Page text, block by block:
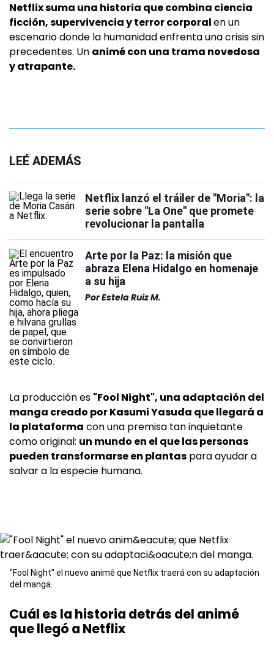
Netflix suma una historia que combina ciencia
ficción, supervivencia y terror corporalen un
escenario donde la humanidad enfrenta una crisis sin
precedentes. Un animé con una trama novedosa
y atrapante.
LEÉ ADEMÁS
Netflix lanzó el tráiler de "Moria": la
serie sobre "La One" que promete
revolucionar la pantalla
Arte por la Paz: la misión que
abraza Elena Hidalgo en homenaje
a su hija
PorEstela Ruiz M.
La producción es "Fool Night", una adaptación del
manga creado por Kasumi Yasuda que llegará a
la plataforma con una premisa tan inquietante
como original: un mundo en el que las personas
pueden transformarse en plantas para ayudar a
salvar a la especie humana.
"Fool Night" el nuevo animé que Netflix traerá con su adaptación
del manga.
Cuál es la historia detrás del animé
que llegó a Netflix